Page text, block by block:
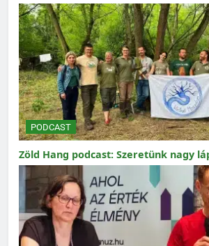
PODCAST
Zöld Hang podcast: Szeretünk nagy